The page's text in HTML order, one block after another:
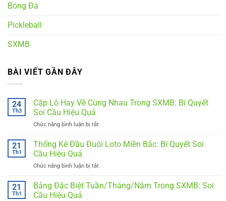
Bóng Đá
Pickleball
SXMB
BÀI VIẾT GẦN ĐÂY
24
Th3
Cặp Lô Hay Về Cùng Nhau Trong SXMB: Bí Quyết
Soi Cầu Hiệu Quả
Chức năng bình luận bị tắt
Lô
Trong
21
Th1
Thống Kê Đầu Đuôi Loto Miền Bắc: Bí Quyết Soi
Cầu Hiệu Quả
Chức năng bình luận bị tắt
Kê
21
Th1
Bảng Đặc Biệt Tuần/Tháng/Năm Trong SXMB: Soi
Cầu Hiệu Quả